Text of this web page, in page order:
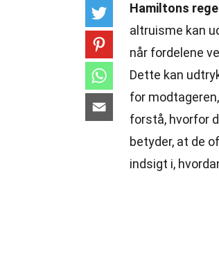
Hamiltons regel
altruisme kan
når fordelene
Dette kan
for
forstå, hvorfor
betyder, at de
indsigt i,